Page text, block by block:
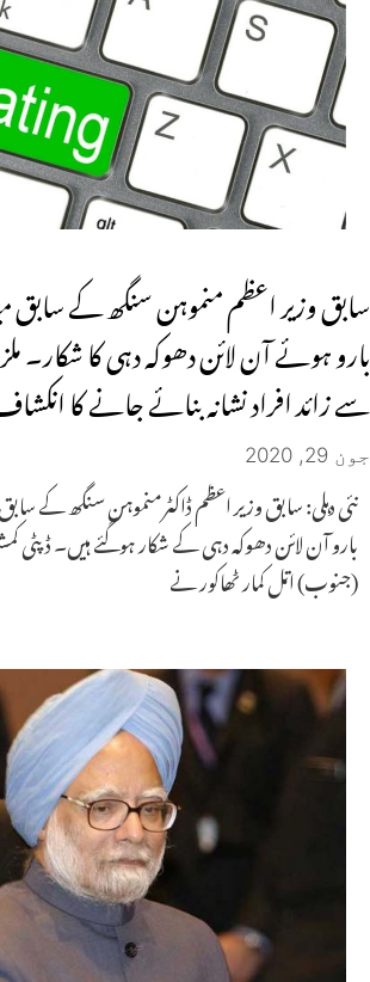
سابق وزیر اعظم منموہن سنگھ کے سابق
سے زائد افراد نشانہ بنائے جانے کا
جون 29, 2020
نئی دہلی: سابق وزیر اعظم ڈاکٹرمنموہن سنگھ کے سابق
بارو آن لائن دھوکہ دہی کے شکار ہوگئے ہیں۔ ڈپٹی
(جنوب) اتل کمار ٹھاکور نے